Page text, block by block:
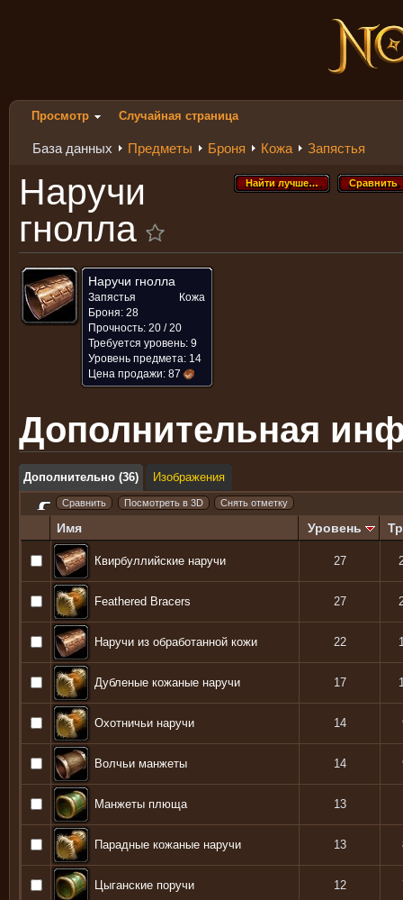
Просмотр Случайная страница
База данных Предметы Броня Кожа Запястья
Сравнить
Сравнить
Найти лучше…
Найти лучше…
Наручи
гнолла
Наручи гнолла
Запястья
Кожа
Броня: 28
Прочность: 20 / 20
Требуется уровень: 9
Уровень предмета: 14
Цена продажи: 87
Дополнительная
Дополнительно (36) Изображения
Имя Уровень
Квирбуллийские наручи 27
Feathered Bracers 27
Наручи из обработанной кожи 22
Дубленые кожаные наручи 17
Охотничьи наручи 14
Волчьи манжеты 14
Манжеты плюща 13
Парадные кожаные наручи 13
Цыганские поручи 12